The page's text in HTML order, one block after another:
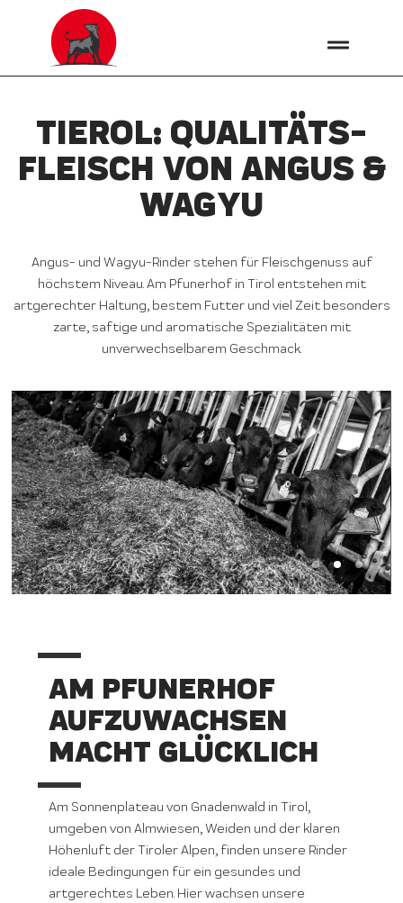
TIEROL: QUALITÄTS­
FLEISCH VON ANGUS &
WAGYU
Angus- und Wagyu-Rinder stehen für Fleischgenuss auf
höchstem Niveau. Am Pfunerhof in Tirol entstehen mit
artgerechter Haltung, bestem Futter und viel Zeit besonders
zarte, saftige und aromatische Spezialitäten mit
unverwechselbarem Geschmack.
AM PFUNERHOF
AUFZUWACHSEN
MACHT GLÜCKLICH
Am Sonnenplateau von Gnadenwald in Tirol,
umgeben von Almwiesen, Weiden und der klaren
Höhenluft der Tiroler Alpen, finden unsere Rinder
ideale Bedingungen für ein gesundes und
artgerechtes Leben. Hier wachsen unsere